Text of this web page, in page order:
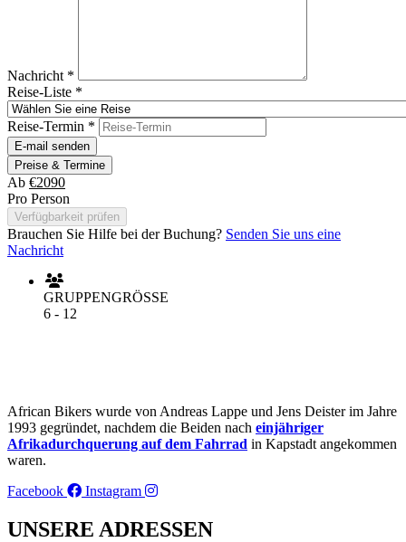
Nachricht *
Reise-Liste *
Reise-Termin *
E-mail senden
Preise & Termine
Ab €2090
Pro Person
Verfügbarkeit prüfen
Brauchen Sie Hilfe bei der Buchung? Senden Sie uns eine
Nachricht
GRUPPENGRÖSSE
6 - 12
African Bikers wurde von Andreas Lappe und Jens Deister im Jahre
1993 gegründet, nachdem die Beiden nach einjähriger
Afrikadurchquerung auf dem Fahrrad in Kapstadt angekommen
waren.
Facebook
Instagram
UNSERE ADRESSEN